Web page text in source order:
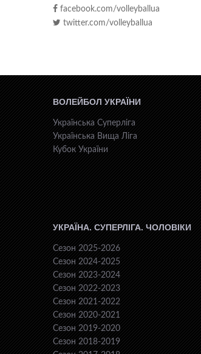
facebook.com/volleyballua
twitter.com/volleyballua
ВОЛЕЙБОЛ УКРАЇНИ
Українська Суперліга
Українська Вища Ліга
Кубок України
УКРАЇНА. СУПЕРЛІГА. ЧОЛОВІКИ
Сезон 2025-2026
Сезон 2024-2025
Сезон 2023-2024
Сезон 2022-2023
Сезон 2021-2022
Сезон 2020-2021
Сезон 2019-2020
Сезон 2018-2019